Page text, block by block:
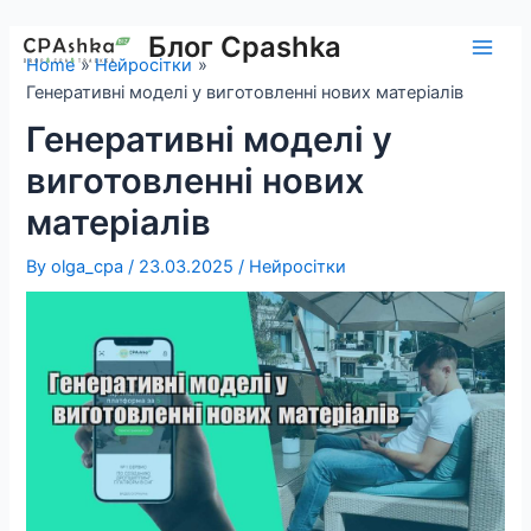
content
Блог Cpashka
Home
Нейросітки
Генеративні моделі у виготовленні нових матеріалів
Генеративні моделі у
виготовленні нових
матеріалів
Byolga_cpa/ 23.03.2025/ Нейросітки